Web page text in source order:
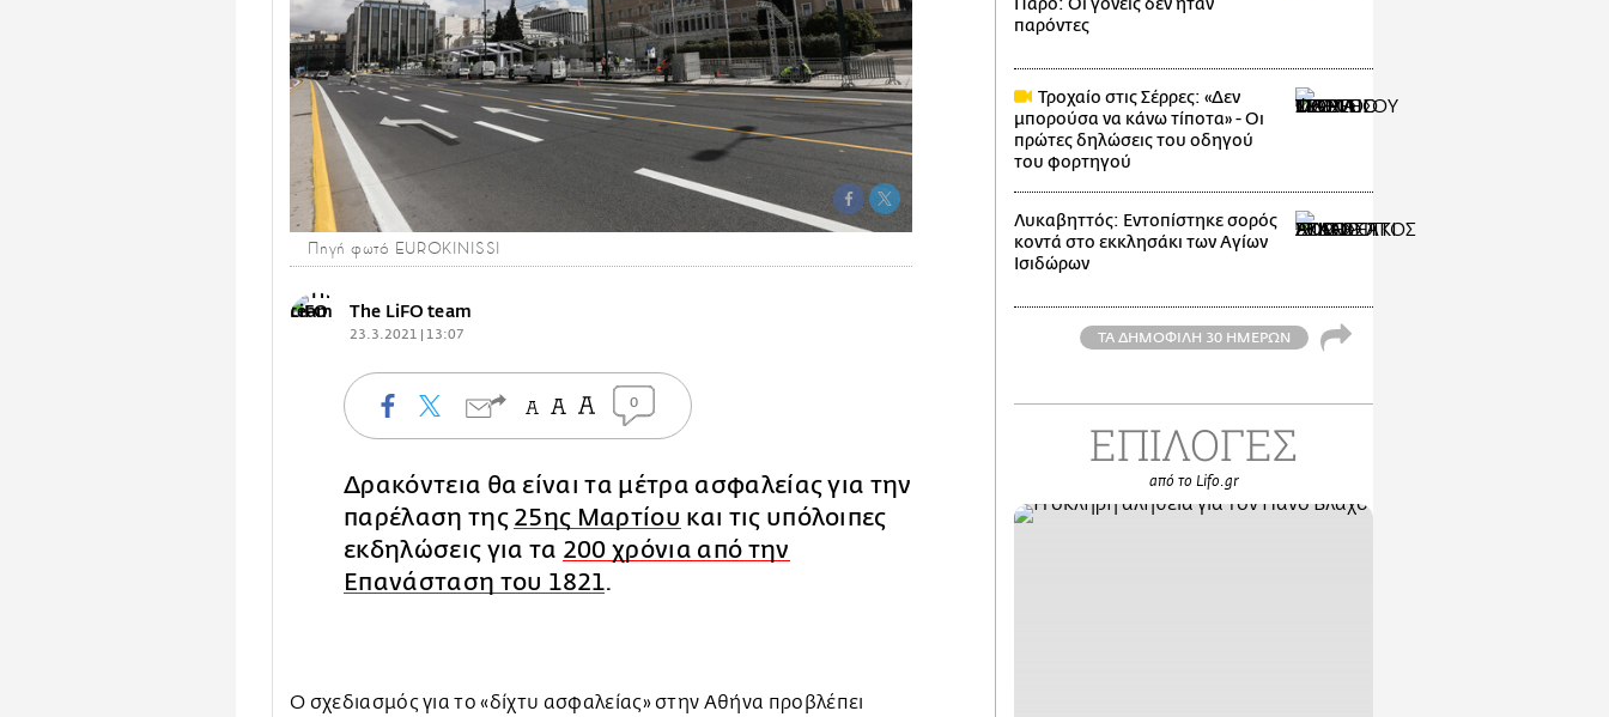
Πηγή φωτό EUROKINISSI
The LiFO team
23.3.2021 | 13:07
0
Δρακόντεια θα είναι τα μέτρα ασφαλείας για την
παρέλαση της 25ης Μαρτίου και τις υπόλοιπες
εκδηλώσεις για τα 200 χρόνια από την
Επανάσταση του 1821.
Ο σχεδιασμός για το «δίχτυ ασφαλείας» στην Αθήνα προβλέπει
Πάρο: Οι γονείς δεν ήταν
παρόντες
Τροχαίο στις Σέρρες: «Δεν
μπορούσα να κάνω τίποτα» - Οι
πρώτες δηλώσεις του οδηγού
του φορτηγού
Λυκαβηττός: Εντοπίστηκε σορός
κοντά στο εκκλησάκι των Αγίων
Ισιδώρων
ΤΑ ΔΗΜΟΦΙΛΗ 30 ΗΜΕΡΩΝ
ΕΠΙΛΟΓΕΣ
από το Lifo.gr